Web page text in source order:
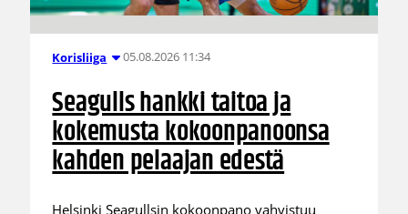
Korisliiga 05.08.2026 11:34
Seagulls hankki taitoa ja
kokemusta kokoonpanoonsa
kahden pelaajan edestä
Helsinki Seagullsin kokoonpano vahvistuu